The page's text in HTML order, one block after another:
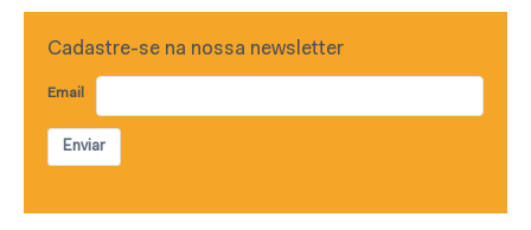
Cadastre-se na nossa newsletter
Email
Enviar